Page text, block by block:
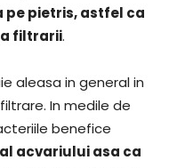
pe pietris, astfel ca
filtrarii.
aleasa in general in
In medile de
benefice
acvariului asa ca